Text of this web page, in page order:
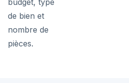
budget, type
de bien et
nombre de
pièces.